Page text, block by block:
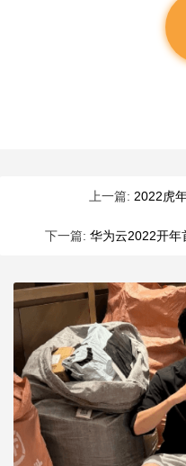
上一篇: 2022虎
下一篇: 华为云2022开年